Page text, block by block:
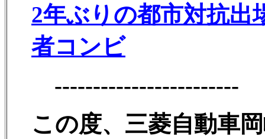
2年ぶりの都市対抗出
者コンビ
------------------------
この度、三菱自動車